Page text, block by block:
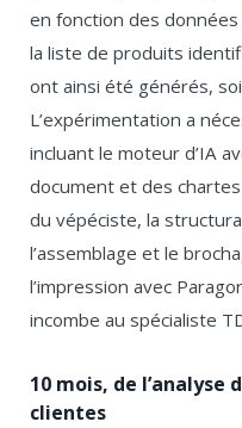
en fonction des
la liste de produits
ont ainsi été générés,
L’expérimentation a
incluant le moteur d’IA
document et des
du vépéciste, la
l’assemblage et le
l’impression avec
incombe au spécialiste
10 mois, de l’analyse
clientes